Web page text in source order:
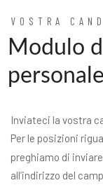
VOSTRA
Modulo
personale
Inviateci la vostra
Per le posizioni
preghiamo di
all’indirizzo del